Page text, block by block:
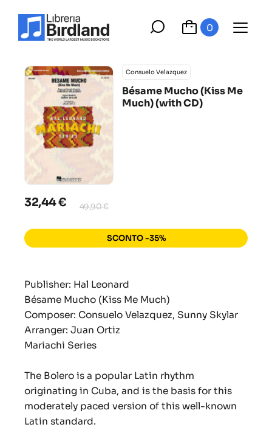
0
Consuelo Velazquez
Bésame Mucho (Kiss Me
Much) (with CD)
32,44 € 49,90 €
SCONTO -35%
Publisher: Hal Leonard
Bésame Mucho (Kiss Me Much)
Composer: Consuelo Velazquez, Sunny Skylar
Arranger: Juan Ortiz
Mariachi Series
The Bolero is a popular Latin rhythm
originating in Cuba, and is the basis for this
moderately paced version of this well-known
Latin standard.